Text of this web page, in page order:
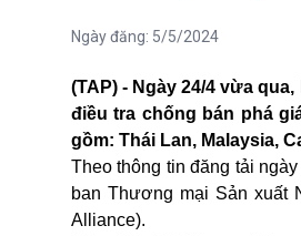
Ngày đăng: 5/5/2024
(TAP) - Ngày 24/4 vừa
điều tra chống bán phá
gồm: Thái Lan, Malaysia,
Theo thông tin đăng tải
ban Thương mại Sản xuất
Alliance).